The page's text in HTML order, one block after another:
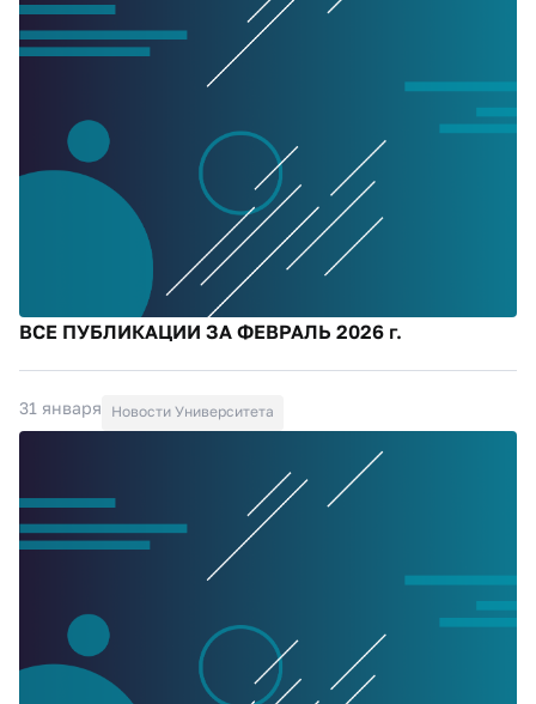
ВСЕ ПУБЛИКАЦИИ ЗА ФЕВРАЛЬ 2026 г.
31 января Новости Университета